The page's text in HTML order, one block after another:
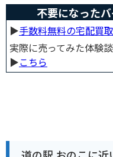
不要になった
▶︎手数料無料の宅配買取
実際に売ってみた体験談
▶︎こちら